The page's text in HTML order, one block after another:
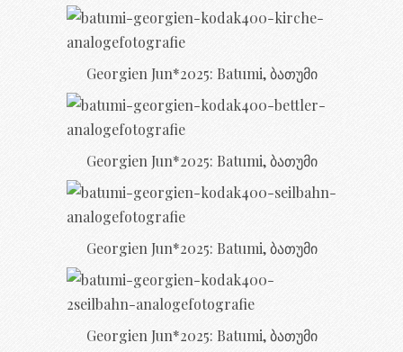
Georgien Jun*2025: Batumi, ბათუმი
Georgien Jun*2025: Batumi, ბათუმი
Georgien Jun*2025: Batumi, ბათუმი
Georgien Jun*2025: Batumi, ბათუმი